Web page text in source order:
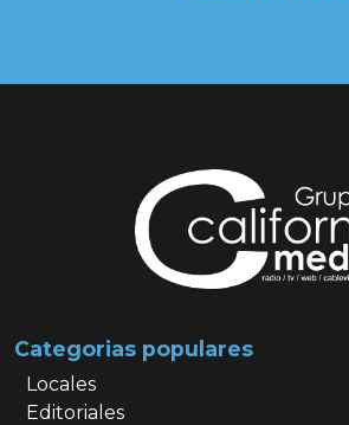
Categorias populares
Locales
Editoriales